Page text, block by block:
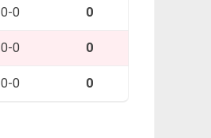
0-0 0
0-0 0
0-0 0